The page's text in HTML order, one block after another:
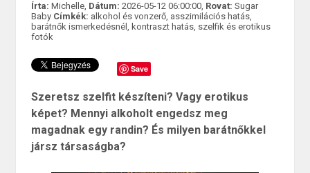
Írta: Michelle, Dátum: 2026-05-12 06:00:00, Rovat: Sugar
Baby Címkék: alkohol és vonzerő, asszimilációs hatás,
barátnők ismerkedésnél , kontraszt hatás, szelfik és erotikus
fotók
Save
Szeretsz szelfit készíteni? Vagy erotikus
képet? Mennyi alkoholt engedsz meg
magadnak egy randin? És milyen barátnőkkel
jársz társaságba?